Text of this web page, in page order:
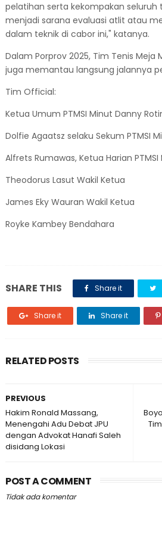
pelatihan serta kekompakan seluruh
menjadi sarana evaluasi atlit atau
dalam teknik di cabor ini," katanya.
Dalam Porprov 2025, Tim Tenis Meja
juga memantau langsung jalannya
Tim Official:
Ketua Umum PTMSI Minut Danny
Dolfie Agaatsz selaku Sekum PTMSI
Alfrets Rumawas, Ketua Harian PTMSI
Theodorus Lasut Wakil Ketua
James Eky Wauran Wakil Ketua
Royke Kambey Bendahara
SHARE THIS Share it
Share it Share it
RELATED POSTS
PREVIOUS
Hakim Ronald Massang,
Menengahi Adu Debat JPU
dengan Advokat Hanafi Saleh
disidang Lokasi
POST A COMMENT
Tidak ada komentar